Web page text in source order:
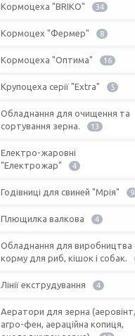
Кормоцеха "BRIKO" 34
Кормоцех "Фермер" 8
Кормоцеха "Оптима" 16
Крупоцеха серії "Extra" 5
Обладнання для очищення та
сортування зерна.
13
Електро-жаровні
"Електрожар"
4
Годівниці для свиней "Мрія" 9
Плющилка валкова 4
Обладнання для виробництва
корму для риб, кішок і собак.
Лінії екструдування 4
Аератори для зерна (аеровінт,
агро-фен, аераційна копиця,